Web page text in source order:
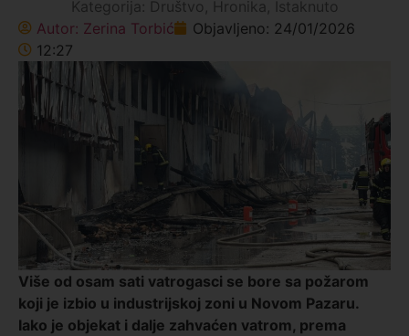
Kategorija: Društvo Hronika
Istaknuto
Autor: Zerina Torbić Objavljeno: 24/01/2026
12:27
Više od osam sati vatrogasci se bore sa požarom
koji je izbio u industrijskoj zoni u Novom Pazaru.
Iako je objekat i dalje zahvaćen vatrom, prema